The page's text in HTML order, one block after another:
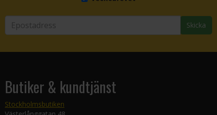
Skicka
Butiker & kundtjänst
Stockholmsbutiken